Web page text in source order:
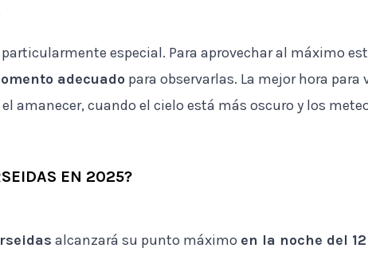
especial. Para aprovechar al máximo
adecuado para observarlas. La mejor hora para
amanecer, cuando el cielo está más oscuro y los
EN 2025?
alcanzará su punto máximo en la noche del